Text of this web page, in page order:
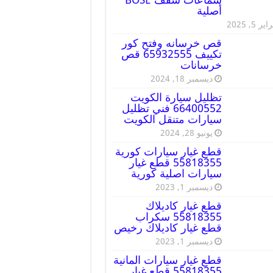
أصلية
5, 2025
قص خرسانه وفتح كور
تكييف 65932555 قص
خرسانات
ديسمبر 18, 2024
تظليل سيارة الكويت
66400552 فني تظليل
سيارات متنقل الكويت
يونيو 28, 2024
قطع غيار سيارات كورية
55818355 قطع غيار
سيارات اصلية كورية
ديسمبر 1, 2023
قطع غيار كاديلاك
55818355 سكراب
قطع غيار كاديلاك رخيص
ديسمبر 1, 2023
قطع غيار سيارات المانية